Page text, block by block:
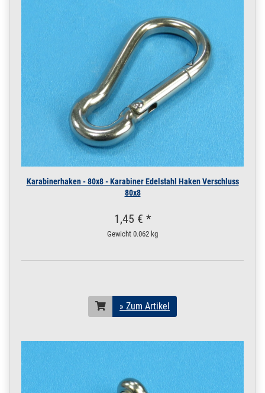
Karabinerhaken - 80x8 - Karabiner Edelstahl Haken Verschluss
80x8
1,45 € *
Gewicht 0.062 kg
» Zum Artikel